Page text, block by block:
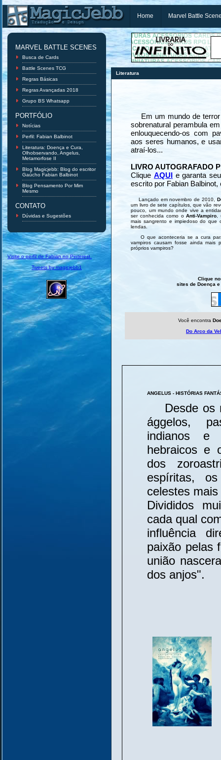
Home Marvel Battle
MARVEL BATTLE SCENES
Busca de Cards
Battle Scenes TCG
Regras Básicas
Regras Avançadas 2018
Grupo BS Whatsapp
PORTFÓLIO
Notícias
Perfil: Fabian Balbinot
Literatura: Doença e Cura,
Olhobservando, Angelus,
Metamorfose II
Blog Magicjebb: Blog do escritor
Gaúcho Fabian Balbinot
Blog Pensamento Por Mim
Mesmo
CONTATO
Dúvidas e Sugestões
Visite o perfil de Fabian no Pinterest.
Tweets by magicjebb1
Literatura
Em um mundo de terror
sobrenatural perambula
enlouquecendo-os com
aos seres humanos, e
atraí-los...
LIVRO AUTOGRAFADO
CliqueAQUI e garanta
escrito por Fabian
Lançado em novembro de 2010,
um livro de sete capítulos, que vão
pouco, um mundo onde vive a
ser conhecida como oAnti-Vampiro
mais sangrento e impiedoso do que
lendas.
O que aconteceria se a cura
vampiros causam fosse ainda mais
próprios vampiros?
Clique
sites de Doença
Você encontra
Do Arco da
ANGELUS - HISTÓRIAS
Desde os
ággelos,
indianos e
hebraicos e
dos
espíritas,
celestes
Divididos
cada qual
influência
paixão pelas
união
dos anjos".